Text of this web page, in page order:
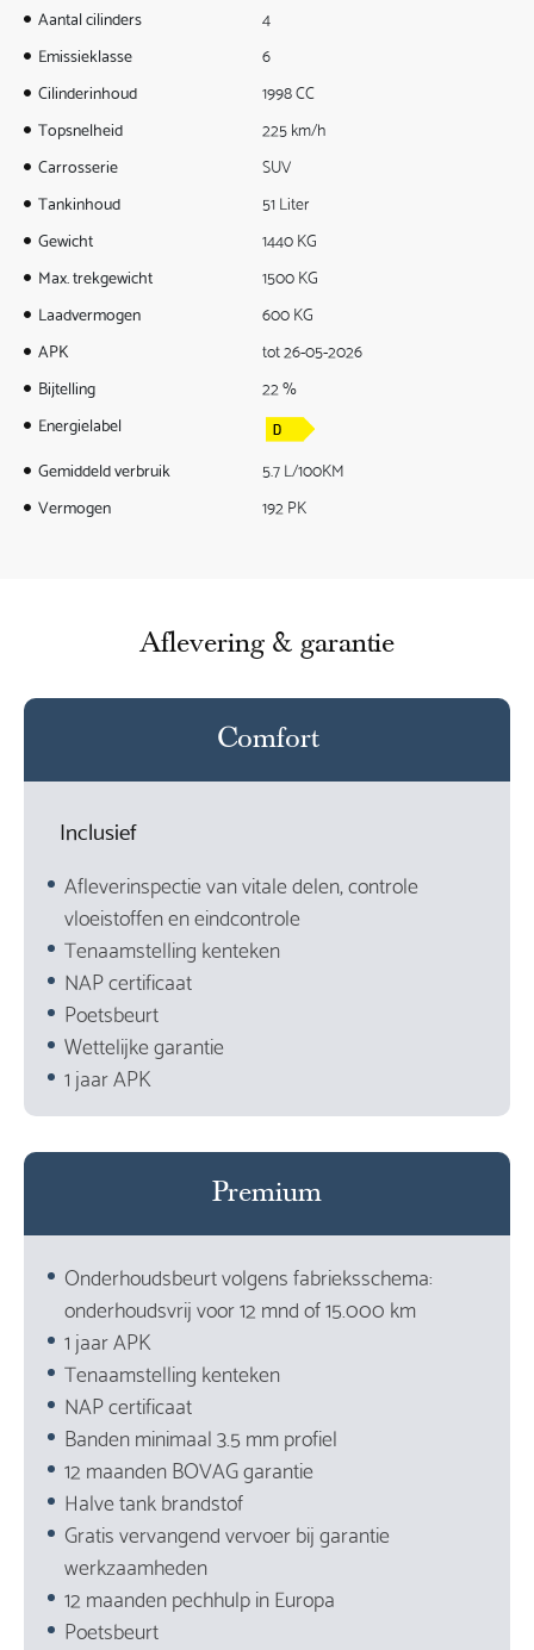
Aantal cilinders
4
Emissieklasse
6
Cilinderinhoud
1998 CC
Topsnelheid
225 km/h
Carrosserie
SUV
Tankinhoud
51 Liter
Gewicht
1440 KG
Max. trekgewicht
1500 KG
Laadvermogen
600 KG
APK
tot 26-05-2026
Bijtelling
22 %
Energielabel
Gemiddeld verbruik
5.7 L/100KM
Vermogen
192 PK
Aflevering & garantie
Comfort
Inclusief
Afleverinspectie van vitale delen, controle
vloeistoffen en eindcontrole
Tenaamstelling kenteken
NAP certificaat
Poetsbeurt
Wettelijke garantie
1 jaar APK
Premium
Onderhoudsbeurt volgens fabrieksschema:
onderhoudsvrij voor 12 mnd of 15.000 km
1 jaar APK
Tenaamstelling kenteken
NAP certificaat
Banden minimaal 3.5 mm profiel
12 maanden BOVAG garantie
Halve tank brandstof
Gratis vervangend vervoer bij garantie
werkzaamheden
12 maanden pechhulp in Europa
Poetsbeurt